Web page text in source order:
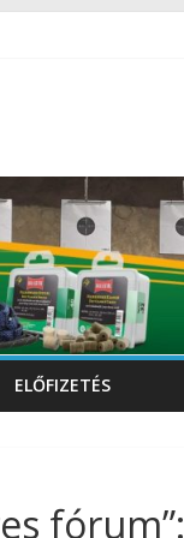
ELŐFIZETÉS
fórum”: